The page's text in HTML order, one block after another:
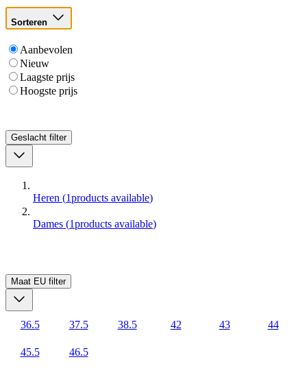
Sorteren
Aanbevolen
Nieuw
Laagste prijs
Hoogste prijs
Geslacht filter
Heren (1products available)
Dames (1products available)
Maat EU filter
36.5 37.5 38.5 42 43 44
45.5 46.5